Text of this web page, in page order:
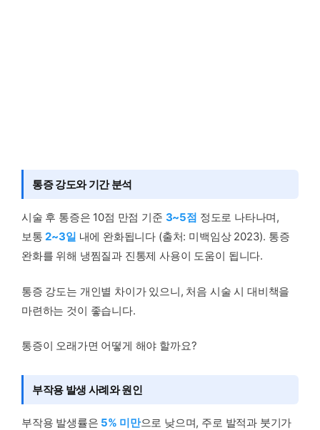
통증 강도와 기간 분석
시술 후 통증은 10점 만점 기준 3~5점 정도로 나타나며,
보통2~3일 내에 완화됩니다 (출처: 미백임상 2023). 통증
완화를 위해 냉찜질과 진통제 사용이 도움이 됩니다.
통증 강도는 개인별 차이가 있으니, 처음 시술 시 대비책을
마련하는 것이 좋습니다.
통증이 오래가면 어떻게 해야 할까요?
부작용 발생 사례와 원인
부작용 발생률은 5% 미만으로 낮으며, 주로 발적과 붓기가